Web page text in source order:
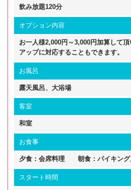
飲み放題120分
オプション内容
お一人様2,000円～3,000円加算して
アップに対応することもできます。
お風呂
露天風呂、大浴場
客室
和室
お食事
夕食：会席料理 朝食：パイキング
スタート時間